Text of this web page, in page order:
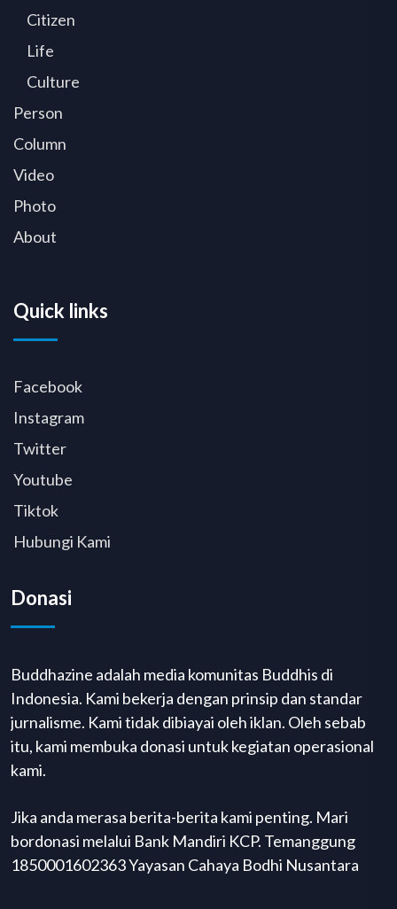
Citizen
Life
Culture
Person
Column
Video
Photo
About
Quick links
Facebook
Instagram
Twitter
Youtube
Tiktok
Hubungi Kami
Donasi
Buddhazine adalah media komunitas Buddhis di
Indonesia. Kami bekerja dengan prinsip dan standar
jurnalisme. Kami tidak dibiayai oleh iklan. Oleh sebab
itu, kami membuka donasi untuk kegiatan operasional
kami.
Jika anda merasa berita-berita kami penting. Mari
bordonasi melalui Bank Mandiri KCP. Temanggung
1850001602363 Yayasan Cahaya Bodhi Nusantara